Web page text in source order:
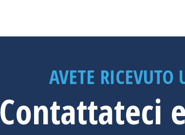
AVETE
Contattateci